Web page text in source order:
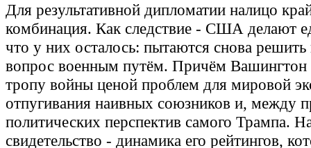
Для результативной дипломатии налицо
комбинация. Как следствие - США делают
что у них осталось: пытаются снова решить
вопрос военным путём. Причём
тропу войны ценой проблем для мировой
отпугивания наивных союзников и, между
политических перспектив самого Трампа.
свидетельство - динамика его рейтингов,